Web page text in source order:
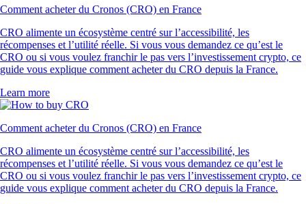
Comment acheter du Cronos (CRO) en France
CRO alimente un écosystème centré sur l’accessibilité, les
récompenses et l’utilité réelle. Si vous vous demandez ce qu’est le
CRO ou si vous voulez franchir le pas vers l’investissement crypto, ce
guide vous explique comment acheter du CRO depuis la France.
Learn more
Comment acheter du Cronos (CRO) en France
CRO alimente un écosystème centré sur l’accessibilité, les
récompenses et l’utilité réelle. Si vous vous demandez ce qu’est le
CRO ou si vous voulez franchir le pas vers l’investissement crypto, ce
guide vous explique comment acheter du CRO depuis la France.